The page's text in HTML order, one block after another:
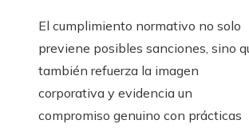
El cumplimiento normativo no solo
previene posibles sanciones, sino
también refuerza la imagen
corporativa y evidencia un
compromiso genuino con prácticas